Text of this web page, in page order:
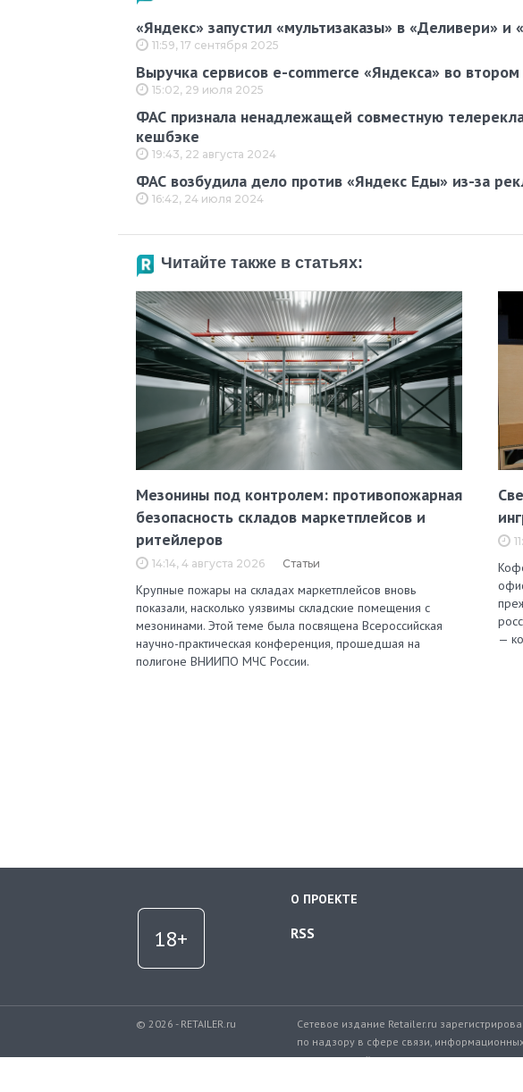
«Яндекс» запустил «мультизаказы» в «Деливери» и
11:59, 17 сентября 2025
Выручка сервисов e-commerce «Яндекса» во
15:02, 29 июля 2025
ФАС признала ненадлежащей совместную
кешбэке
19:43, 22 августа 2024
ФАС возбудила дело против «Яндекс Еды» из-за
16:42, 24 июля 2024
Читайте также в статьях:
Мезонины под контролем: противопожарная
безопасность складов маркетплейсов и
ритейлеров
14:14, 4 августа 2026 Статьи
Крупные пожары на складах маркетплейсов вновь
показали, насколько уязвимы складские помещения с
мезонинами. Этой теме была посвящена Всероссийская
научно-практическая конференция, прошедшая на
полигоне ВНИИПО МЧС России.
—
О ПРОЕКТЕ
RSS
© 2026 - RETAILER.ru
Сетевое издание Retailer.ru
по надзору в сфере связи,
коммуникаций.